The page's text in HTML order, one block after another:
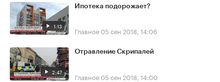
1:13
Ипотека подорожает?
Главное 05 сен 2018, 14:06
2:47
Отравление Скрипалей
Главное 05 сен 2018, 14:00